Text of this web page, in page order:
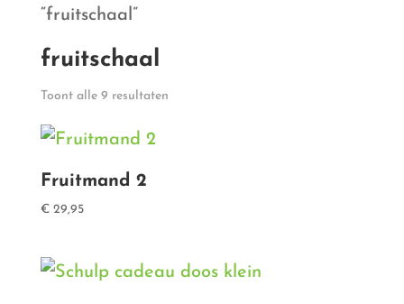
“fruitschaal”
fruitschaal
Toont alle 9 resultatenGesorteerd
Fruitmand 2
€29,95